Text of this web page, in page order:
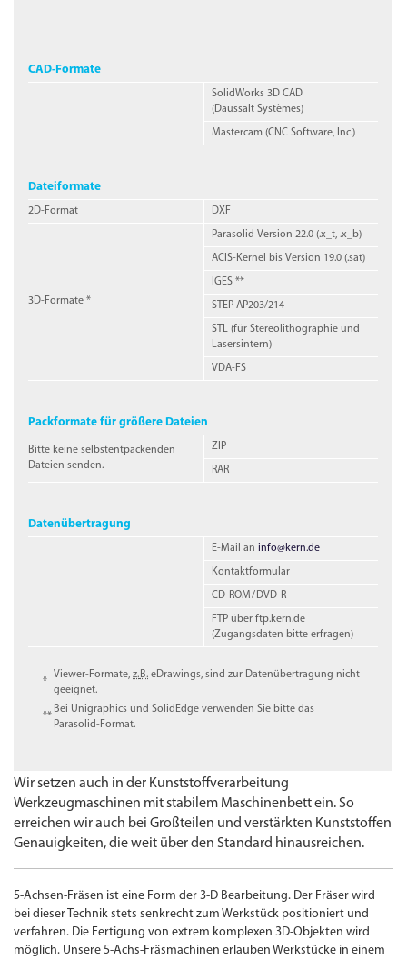
CAD-Formate
SolidWorks 3D CAD
(Daussalt Systèmes)
Mastercam(CNC Software, Inc.)
Dateiformate
2D-Format DXF
3D-Formate *
ParasolidVersion 22.0 (.x_t, .x_b)
ACIS-Kernel bisVersion 19.0 (.sat)
IGES **
STEP AP203/214
STL (für Stereolithographie und
Lasersintern)
VDA-FS
Packformate für größere Dateien
Bitte keine selbstentpackenden
Dateien senden.
ZIP
RAR
Datenübertragung
E-Mail aninfo@kern.de
Kontaktformular
CD-ROM/ DVD-R
FTP überftp.kern.de
(Zugangsdaten bitte erfragen)
*
Viewer-Formate,z. B. eDrawings, sind zur Datenübertragung nicht
geeignet.
**
Bei Unigraphics und SolidEdge verwenden Sie bitte das
Parasolid-Format.
Wir setzen auch in der Kunststoffverarbeitung
Werkzeugmaschinen mit stabilem Maschinenbett ein. So
erreichen wir auch bei Großteilen und verstärkten Kunststoffen
Genauigkeiten, die weit über den Standard hinausreichen.
5-Achsen-Fräsen ist eine Form der 3-D Bearbeitung. Der Fräser wird
bei dieser Technik stets senkrecht zum Werkstück positioniert und
verfahren. Die Fertigung von extrem komplexen3D-Objekten wird
möglich. Unsere 5-Achs-Fräsmachinen erlauben Werkstücke in einem